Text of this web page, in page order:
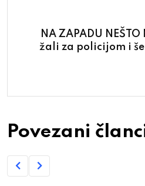
NA ZAPADU
žali za policijom i
Povezani